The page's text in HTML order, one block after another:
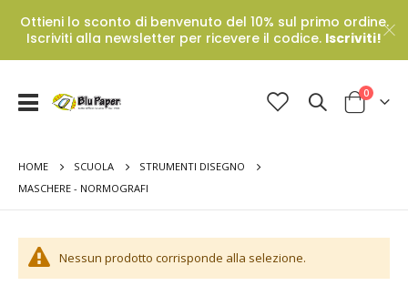
Ottieni lo sconto di benvenuto del 10% sul primo ordine.
Iscriviti alla newsletter per ricevere il codice. Iscriviti!
Toggle
Cart
0Prodotti
HOME SCUOLA
STRUMENTI DISEGNO
MASCHERE - NORMOGRAFI
Nessun prodotto corrisponde alla selezione.